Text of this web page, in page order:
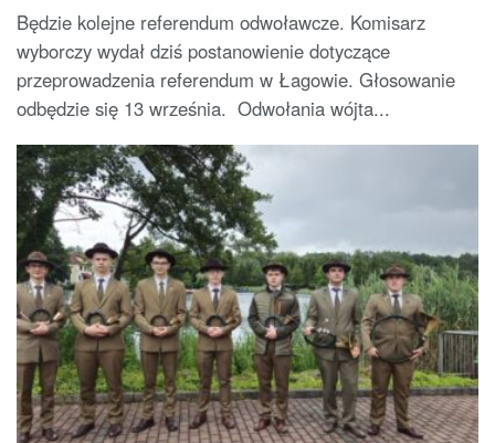
Będzie kolejne referendum odwoławcze. Komisarz
wyborczy wydał dziś postanowienie dotyczące
przeprowadzenia referendum w Łagowie. Głosowanie
odbędzie się 13 września. Odwołania wójta...